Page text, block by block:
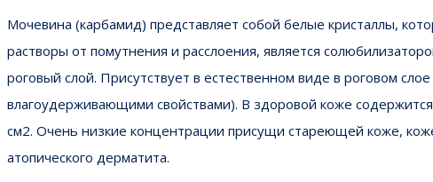
Мочевина (карбамид) представляет собой белые кристаллы,
растворы от помутнения и расслоения, является
роговый слой. Присутствует в естественном виде в роговом
влагоудерживающими свойствами). В здоровой коже
см2. Очень низкие концентрации присущи стареющей коже,
атопического дерматита.